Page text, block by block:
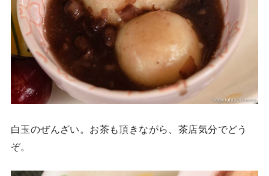
白玉のぜんざい。お茶も頂きながら、茶店気分でどう
ぞ。